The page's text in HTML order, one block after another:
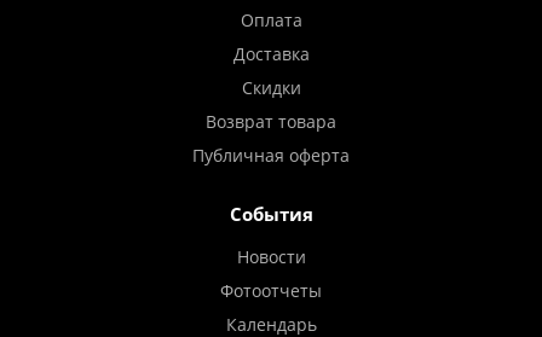
Оплата
Доставка
Скидки
Возврат товара
Публичная оферта
События
Новости
Фотоотчеты
Календарь